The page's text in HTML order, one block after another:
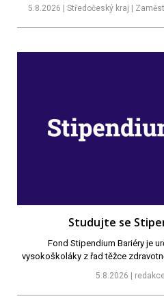
5.8.2026 | Středočeský kraj |
Studujte se
Fond Stipendium Bariéry je
vysokoškoláky z řad těžce
5.8.2026 |